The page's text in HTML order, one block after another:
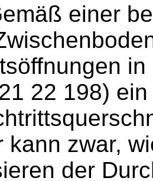
einer
22 198)
kann zwar,
der